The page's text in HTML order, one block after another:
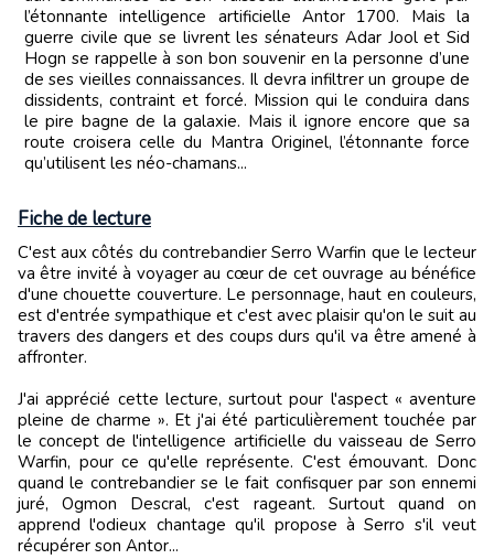
l’étonnante intelligence artificielle Antor 1700. Mais la
guerre civile que se livrent les sénateurs Adar Jool et Sid
Hogn se rappelle à son bon souvenir en la personne d’une
de ses vieilles connaissances. Il devra infiltrer un groupe de
dissidents, contraint et forcé. Mission qui le conduira dans
le pire bagne de la galaxie. Mais il ignore encore que sa
route croisera celle du Mantra Originel, l’étonnante force
qu’utilisent les néo-chamans...
Fiche de lecture
C'est aux côtés du contrebandier Serro Warfin que le lecteur
va être invité à voyager au cœur de cet ouvrage au bénéfice
d'une chouette couverture. Le personnage, haut en couleurs,
est d'entrée sympathique et c'est avec plaisir qu'on le suit au
travers des dangers et des coups durs qu'il va être amené à
affronter.
J'ai apprécié cette lecture, surtout pour l'aspect « aventure
pleine de charme ». Et j'ai été particulièrement touchée par
le concept de l'intelligence artificielle du vaisseau de Serro
Warfin, pour ce qu'elle représente. C'est émouvant. Donc
quand le contrebandier se le fait confisquer par son ennemi
juré, Ogmon Descral, c'est rageant. Surtout quand on
apprend l'odieux chantage qu'il propose à Serro s'il veut
récupérer son Antor...